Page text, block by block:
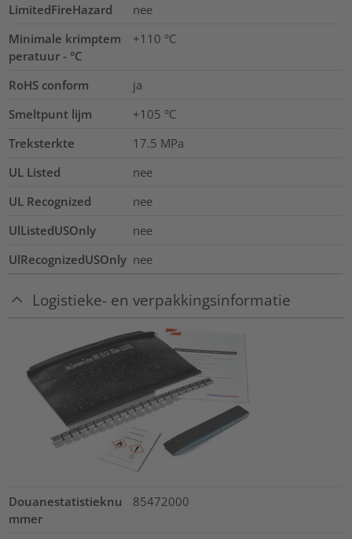
LimitedFireHazard
nee
Minimale krimptem
peratuur - °C
+110 °C
RoHS conform
ja
Smeltpunt lijm
+105 °C
Treksterkte
17.5 MPa
UL Listed
nee
UL Recognized
nee
UlListedUSOnly
nee
UlRecognizedUSOnly nee
Logistieke- en verpakkingsinformatie
Douanestatistieknu
mmer
85472000